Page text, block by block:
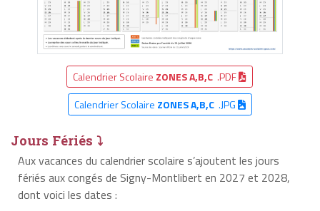
Calendrier Scolaire ZONES A,B,C .PDF
Calendrier Scolaire ZONES A,B,C.JPG
Jours Fériés ⤵
Aux vacances du calendrier scolaire s’ajoutent les jours
fériés aux congés de Signy-Montlibert en 2027 et 2028,
dont voici les dates :